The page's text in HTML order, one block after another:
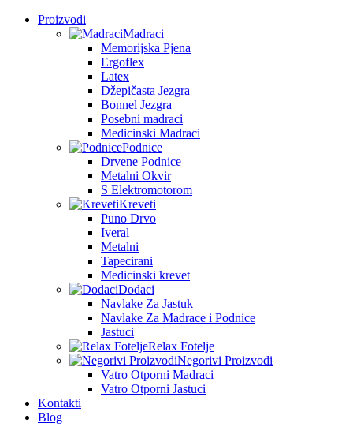
Proizvodi
Madraci
Memorijska Pjena
Ergoflex
Latex
Džepičasta Jezgra
Bonnel Jezgra
Posebni madraci
Medicinski Madraci
Podnice
Drvene Podnice
Metalni Okvir
S Elektromotorom
Kreveti
Puno Drvo
Iveral
Metalni
Tapecirani
Medicinski krevet
Dodaci
Navlake Za Jastuk
Navlake Za Madrace i Podnice
Jastuci
Relax Fotelje
Negorivi Proizvodi
Vatro Otporni Madraci
Vatro Otporni Jastuci
Kontakti
Blog